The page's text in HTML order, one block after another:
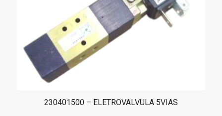
230401500 – ELETROVALVULA 5VIAS